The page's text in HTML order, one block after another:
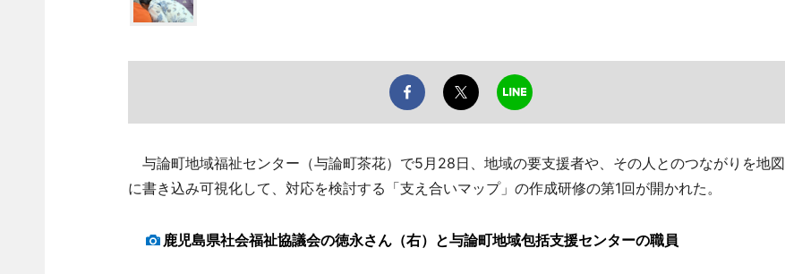
与論町地域福祉センター（与論町茶花）で5月28日、地域の要支援者や、その人とのつながりを地図
に書き込み可視化して、対応を検討する「支え合いマップ」の作成研修の第1回が開かれた。
鹿児島県社会福祉協議会の徳永さん（右）と与論町地域包括支援センターの職員